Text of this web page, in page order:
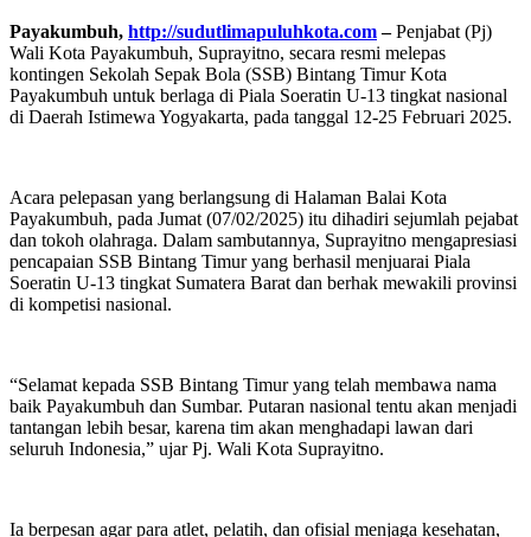
Payakumbuh, http://sudutlimapuluhkota.com–Penjabat (Pj)
Wali Kota Payakumbuh, Suprayitno, secara resmi melepas
kontingen Sekolah Sepak Bola (SSB) Bintang Timur Kota
Payakumbuh untuk berlaga di Piala Soeratin U-13 tingkat nasional
di Daerah Istimewa Yogyakarta, pada tanggal 12-25 Februari 2025.
Acara pelepasan yang berlangsung di Halaman Balai Kota
Payakumbuh, pada Jumat (07/02/2025) itu dihadiri sejumlah pejabat
dan tokoh olahraga. Dalam sambutannya, Suprayitno mengapresiasi
pencapaian SSB Bintang Timur yang berhasil menjuarai Piala
Soeratin U-13 tingkat Sumatera Barat dan berhak mewakili provinsi
di kompetisi nasional.
“Selamat kepada SSB Bintang Timur yang telah membawa nama
baik Payakumbuh dan Sumbar. Putaran nasional tentu akan menjadi
tantangan lebih besar, karena tim akan menghadapi lawan dari
seluruh Indonesia,” ujar Pj. Wali Kota Suprayitno.
Ia berpesan agar para atlet, pelatih, dan ofisial menjaga kesehatan,